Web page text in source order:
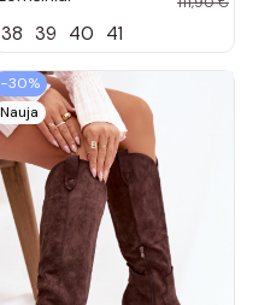
stiliaus pašiltinti
Pelsa
38 39 40 41
−30%
Nauja